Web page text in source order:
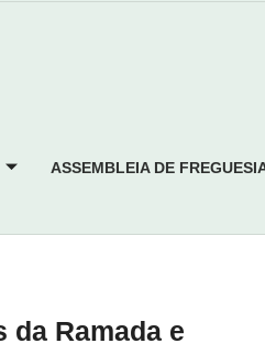
ASSEMBLEIA DE
da Ramada e